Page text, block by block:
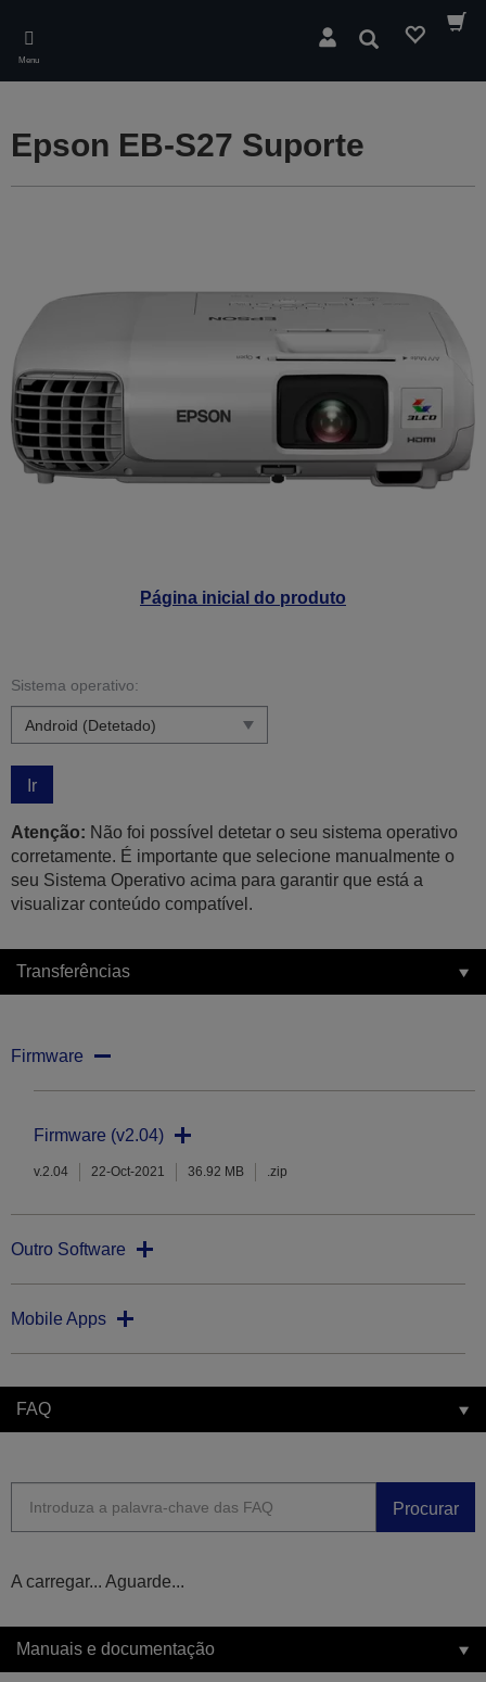
main
content
Menu
Pesquisar
Página inicial do produto
Epson EB-S27 Suporte
Sistema operativo:
Ir
Atenção: Não foi possível detetar o seu sistema operativo
corretamente. É importante que selecione manualmente o
seu Sistema Operativo acima para garantir que está a
visualizar conteúdo compatível.
Transferências
Firmware
Firmware (v2.04)
v.2.04 22-Oct-2021 36.92 MB .zip
Outro Software
Mobile Apps
FAQ
Procurar
A carregar... Aguarde...
Manuais e documentação